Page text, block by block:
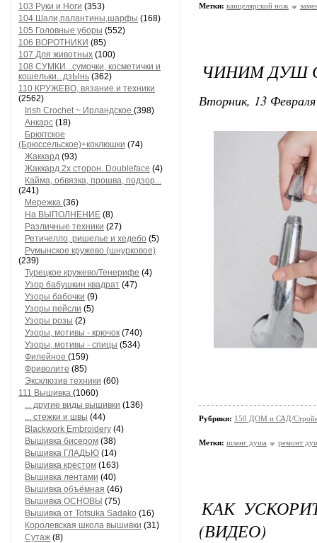
103 Руки и Ноги (353)
104 Шали,палантины,шарфы (168)
105 Головные уборы (552)
106 ВОРОТНИКИ (85)
107 Для животных (100)
108 СУМКИ...сумочки, косметички и
кошельки...дзЫнь (362)
110 КРУЖЕВО, вязание и техники
(2562)
Irish Crochet ~ Ирландское (398)
Анкарс (18)
Брюггское
(Брюссельское)+коклюшки (74)
Жаккард (93)
Жаккард 2х сторон. Doubleface (4)
Кайма, обвязка, прошва, подзор...
(241)
Мережка (36)
На ВЫПОЛНЕНИЕ (8)
Различные техники (27)
Ретичелло, ришелье и хедебо (5)
Румынское кружево (шнурковое)
(239)
Турецкое кружево/Тенерифе (4)
Узор бабушкин квадрат (47)
Узоры бабочки (9)
Узоры пейсли (5)
Узоры розы (2)
Узоры, мотивы - крючок (740)
Узоры, мотивы - спицы (534)
Филейное (159)
Фриволите (85)
Эксклюзив техники (60)
111 Вышивка (1060)
... другие виды вышивки (136)
... стежки и швы (44)
Blackwork Embroidery (4)
Вышивка бисером (38)
Вышивка ГЛАДЬЮ (14)
Вышивка крестом (163)
Вышивка лентами (40)
Вышивка объёмная (46)
Вышивка ОСНОВЫ (75)
Вышивка от Totsuka Sadako (16)
Королевская школа вышивки (31)
Сутаж (8)
Метки: канцелярский нож
ЧИНИМ ДУШ
Вторник, 13
Рубрики: 150 ДОМ и САД/
Метки: шланг душа ремонт
КАК
(ВИДЕО)